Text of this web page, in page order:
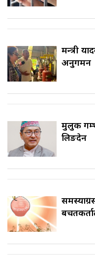
मन्त्री
अनुगमन
मुलुक
लिङदेन